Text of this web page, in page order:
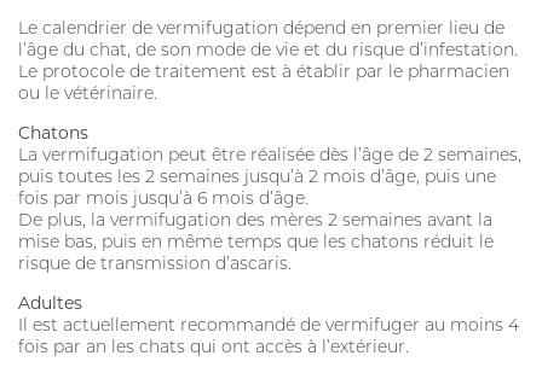
Le calendrier de vermifugation dépend en premier lieu de
l’âge du chat, de son mode de vie et du risque d’infestation.
Le protocole de traitement est à établir par le pharmacien
ou le vétérinaire.
Chatons
La vermifugation peut être réalisée dès l’âge de 2 semaines,
puis toutes les 2 semaines jusqu’à 2 mois d’âge, puis une
fois par mois jusqu’à 6 mois d’âge.
De plus, la vermifugation des mères 2 semaines avant la
mise bas, puis en même temps que les chatons réduit le
risque de transmission d’ascaris.
Adultes
Il est actuellement recommandé de vermifuger au moins 4
fois par an les chats qui ont accès à l’extérieur.